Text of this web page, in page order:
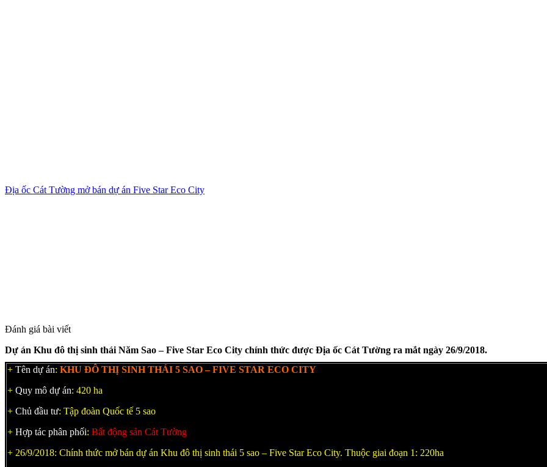
Địa ốc Cát Tường mở bán dự án Five Star Eco City
Đánh giá bài viết
Dự án Khu đô thị sinh thái Năm Sao – Five Star Eco City chính thức được Địa ốc Cát Tường ra mắt ngày 26/9/2018.
+ Tên dự án: KHU ĐÔ THỊ SINH THÁI 5 SAO – FIVE STAR ECO CITY
+ Quy mô dự án: 420 ha
+ Chủ đầu tư: Tập đoàn Quốc tế 5 sao
+ Hợp tác phân phối: Bất động sản Cát Tường
+ 26/9/2018: Chính thức mở bán dự án Khu đô thị sinh thái 5 sao – Five Star Eco City. Thuộc giai đoạn 1: 220ha